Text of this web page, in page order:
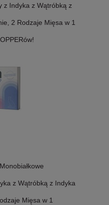
z Indyka z Wątróbką z
2 Rodzaje Mięsa w 1
z Wątróbką z Indyka
Mięsa w 1